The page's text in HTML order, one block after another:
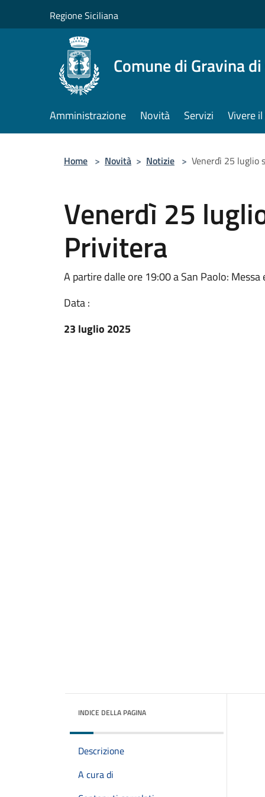
Regione Siciliana
Comune di Gravina
Amministrazione Novità Servizi Vivere
Home > Novità > Notizie > Venerdì 25 luglio
Venerdì 25
Privitera
A partire dalle ore 19:00 a San Paolo:
Data :
23 luglio 2025
INDICE DELLA PAGINA
Descrizione
A cura di